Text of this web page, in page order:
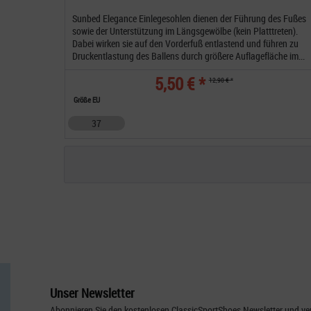
Sunbed Elegance Einlegesohlen dienen der Führung des Fußes
sowie der Unterstützung im Längsgewölbe (kein Platttreten).
Dabei wirken sie auf den Vorderfuß entlastend und führen zu
Druckentlastung des Ballens durch größere Auflagefläche im...
5,50 € * 12,90 € *
Größe EU
37
Unser Newsletter